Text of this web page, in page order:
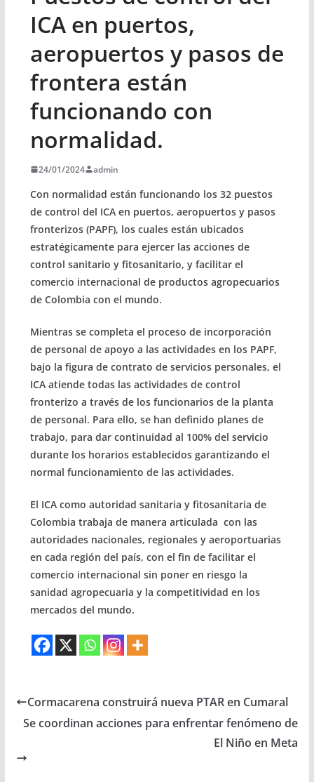
ICA en puertos,
aeropuertos y pasos de
frontera están
funcionando con
normalidad.
24/01/2024 admin
Con normalidad están funcionando los 32 puestos
de control del ICA en puertos, aeropuertos y pasos
fronterizos (PAPF), los cuales están ubicados
estratégicamente para ejercer las acciones de
control sanitario y fitosanitario, y facilitar el
comercio internacional de productos agropecuarios
de Colombia con el mundo.
Mientras se completa el proceso de incorporación
de personal de apoyo a las actividades en los PAPF,
bajo la figura de contrato de servicios personales, el
ICA atiende todas las actividades de control
fronterizo a través de los funcionarios de la planta
de personal. Para ello, se han definido planes de
trabajo, para dar continuidad al 100% del servicio
durante los horarios establecidos garantizando el
normal funcionamiento de las actividades.
El ICA como autoridad sanitaria y fitosanitaria de
Colombia trabaja de manera articulada con las
autoridades nacionales, regionales y aeroportuarias
en cada región del país, con el fin de facilitar el
comercio internacional sin poner en riesgo la
sanidad agropecuaria y la competitividad en los
mercados del mundo.
Cormacarena construirá nueva PTAR en Cumaral
Se coordinan acciones para enfrentar fenómeno de
El Niño en Meta